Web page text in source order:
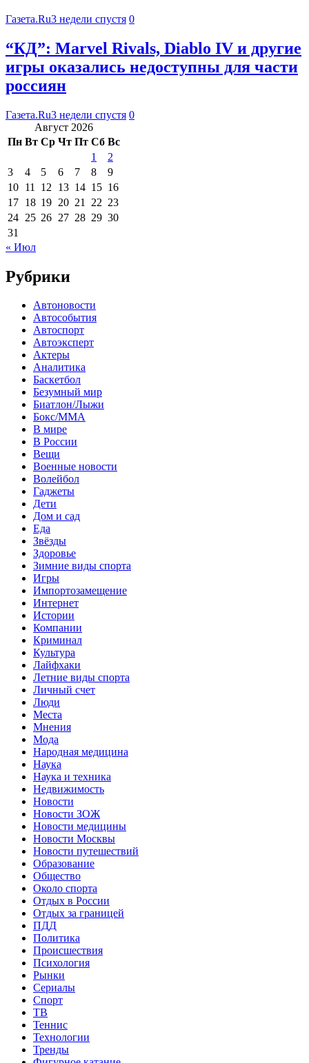
Газета.Ru3 недели спустя 0
“КД”: Marvel Rivals, Diablo IV и другие
игры оказались недоступны для части
россиян
Газета.Ru3 недели спустя 0
Август 2026
Пн Вт Ср Чт Пт Сб Вс
1
2
3
4 5 6 7 8
9
10 11 12 13 14 15 16
17 18 19 20 21 22 23
24 25 26 27 28 29 30
31
« Июл
Рубрики
Автоновости
Автособытия
Автоспорт
Автоэксперт
Актеры
Аналитика
Баскетбол
Безумный мир
Биатлон/Лыжи
Бокс/MMA
В мире
В России
Вещи
Военные новости
Волейбол
Гаджеты
Дети
Дом и сад
Еда
Звёзды
Здоровье
Зимние виды спорта
Игры
Импортозамещение
Интернет
Истории
Компании
Криминал
Культура
Лайфхаки
Летние виды спорта
Личный счет
Люди
Места
Мнения
Мода
Народная медицина
Наука
Наука и техника
Недвижимость
Новости
Новости ЗОЖ
Новости медицины
Новости Москвы
Новости путешествий
Образование
Общество
Около спорта
Отдых в России
Отдых за границей
ПДД
Политика
Происшествия
Психология
Рынки
Сериалы
Спорт
ТВ
Теннис
Технологии
Тренды